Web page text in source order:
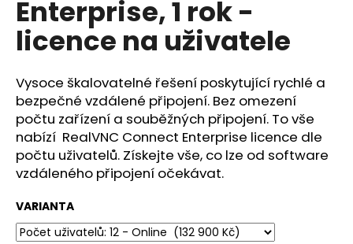
Enterprise, 1 rok -
licence na uživatele
Vysoce škalovatelné řešení poskytující rychlé a
bezpečné vzdálené připojení. Bez omezení
počtu zařízení a souběžných připojení. To vše
nabízí RealVNC Connect Enterprise licence dle
počtu uživatelů. Získejte vše, co lze od software
vzdáleného připojení očekávat.
VARIANTA
a
t
?
HLEDAT